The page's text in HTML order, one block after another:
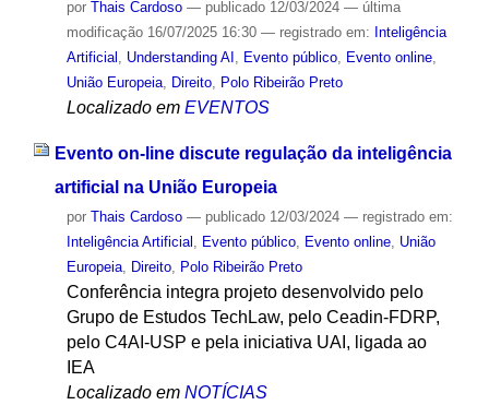
por Thais Cardoso — publicado12/03/2024 — última
modificação16/07/2025 16:30 — registrado em: Inteligência
Artificial
Understanding AI Evento público, Evento online,
União Europeia, Direito, Polo Ribeirão Preto
Localizado em EVENTOS
Evento on-line discute regulação da inteligência
artificial na União Europeia
por Thais Cardoso — publicado12/03/2024 — registrado em:
Inteligência Artificial , Evento público, Evento online, União
Europeia, Direito, Polo Ribeirão Preto
Conferência integra projeto desenvolvido pelo
Grupo de Estudos TechLaw, pelo Ceadin-FDRP,
pelo C4AI-USP e pela iniciativa UAI, ligada ao
IEA
Localizado em NOTÍCIAS